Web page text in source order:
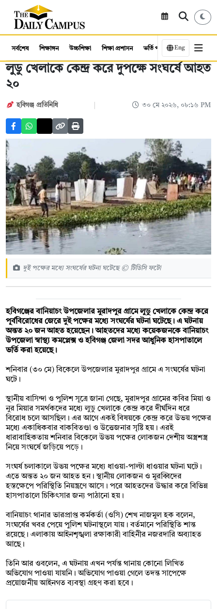
সর্বশেষ শিক্ষাঙ্গন উচ্চশিক্ষা শিক্ষা প্রশাসন ভর্তি পরীক্ষা কর্মসংস্থান
Eng
লুডু খেলাকে কেন্দ্র করে দুপক্ষে সংঘর্ষে আহত
২০
হবিগঞ্জ প্রতিনিধি ৩০ মে ২০২৬, ০৮:১৬ PM
দুই পক্ষের মধ্যে সংঘর্ষের ঘটনা ঘটেছে © টিডিসি ফটো
‎হবিগঞ্জের বানিয়াচং উপজেলার মুরাদপুর গ্রামে লুডু খেলাকে কেন্দ্র করে
পূর্ববিরোধের জেরে দুই পক্ষের মধ্যে সংঘর্ষের ঘটনা ঘটেছে। এ ঘটনায়
অন্তত ২০ জন আহত হয়েছেন। আহতদের মধ্যে কয়েকজনকে বানিয়াচং
উপজেলা স্বাস্থ্য কমপ্লেক্স ও হবিগঞ্জ জেলা সদর আধুনিক হাসপাতালে
ভর্তি করা হয়েছে।
‎শনিবার (৩০ মে) বিকেলে উপজেলার মুরাদপুর গ্রামে এ সংঘর্ষের ঘটনা
ঘটে।
‎স্থানীয় বাসিন্দা ও পুলিশ সূত্রে জানা গেছে, মুরাদপুর গ্রামের কবির মিয়া ও
নুর মিয়ার সমর্থকদের মধ্যে লুডু খেলাকে কেন্দ্র করে দীর্ঘদিন ধরে
বিরোধ চলে আসছিল। এর আগে একই বিষয়কে কেন্দ্র করে উভয় পক্ষের
মধ্যে একাধিকবার বাকবিতণ্ডা ও উত্তেজনার সৃষ্টি হয়। এরই
ধারাবাহিকতায় শনিবার বিকেলে উভয় পক্ষের লোকজন দেশীয় অস্ত্রশস্ত্র
নিয়ে সংঘর্ষে জড়িয়ে পড়ে।
‎সংঘর্ষ চলাকালে উভয় পক্ষের মধ্যে ধাওয়া-পাল্টা ধাওয়ার ঘটনা ঘটে।
এতে অন্তত ২০ জন আহত হন। স্থানীয় লোকজন ও মুরব্বিদের
হস্তক্ষেপে পরিস্থিতি নিয়ন্ত্রণে আসে। পরে আহতদের উদ্ধার করে বিভিন্ন
হাসপাতালে চিকিৎসার জন্য পাঠানো হয়।
‎বানিয়াচং থানার ভারপ্রাপ্ত কর্মকর্তা (ওসি) শেখ নাজমুল হক বলেন,
সংঘর্ষের খবর পেয়ে পুলিশ ঘটনাস্থলে যায়। বর্তমানে পরিস্থিতি শান্ত
রয়েছে। এলাকায় আইনশৃঙ্খলা রক্ষাকারী বাহিনীর নজরদারি অব্যাহত
আছে।
‎তিনি আর ওবলেন, এ ঘটনায় এখন পর্যন্ত থানায় কোনো লিখিত
অভিযোগ পাওয়া যায়নি। অভিযোগ পাওয়া গেলে তদন্ত সাপেক্ষে
প্রয়োজনীয় আইনগত ব্যবস্থা গ্রহণ করা হবে।